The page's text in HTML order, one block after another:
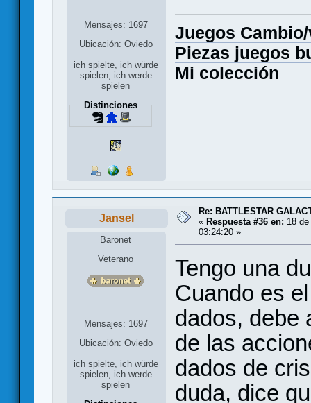
Mensajes: 1697
Ubicación: Oviedo
ich spielte, ich würde
spielen, ich werde
spielen
Distinciones
Juegos
Piezas juegos
Mi colección
Jansel
Baronet
Veterano
Mensajes: 1697
Ubicación: Oviedo
ich spielte, ich würde
spielen, ich werde
spielen
Re: BATTLESTAR
« Respuesta #36 en: 18
03:24:20 »
Tengo una
Cuando es
dados, debe
de las
dados de
duda, dice